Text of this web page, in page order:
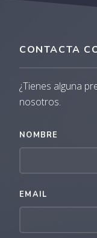
CONTACTA
¿Tienes alguna
nosotros.
NOMBRE
EMAIL